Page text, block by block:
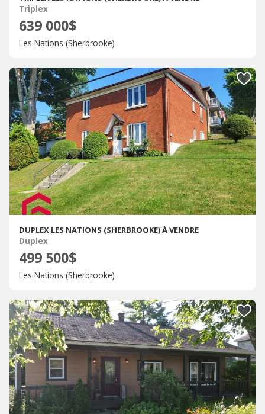
Triplex
639 000$
Les Nations (Sherbrooke)
DUPLEX LES NATIONS (SHERBROOKE) À VENDRE
Duplex
499 500$
Les Nations (Sherbrooke)